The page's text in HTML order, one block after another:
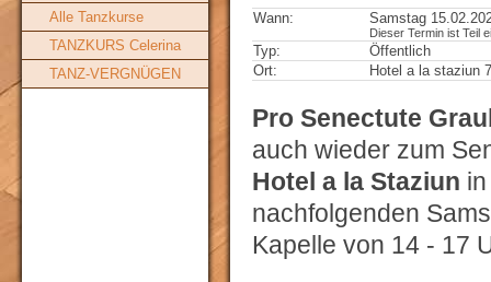
Alle Tanzkurse
TANZKURS Celerina
TANZ-VERGNÜGEN
Wann: Samstag
Dieser Termin ist Teil
Typ:
Öffentlich
Ort:
Hotel a la staziun
Pro Senectute
auch wieder zum
Hotel a la Staziun
nachfolgenden
Kapelle von 14 - 17